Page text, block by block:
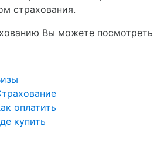
страхования.
Вы можете
оплатить
купить